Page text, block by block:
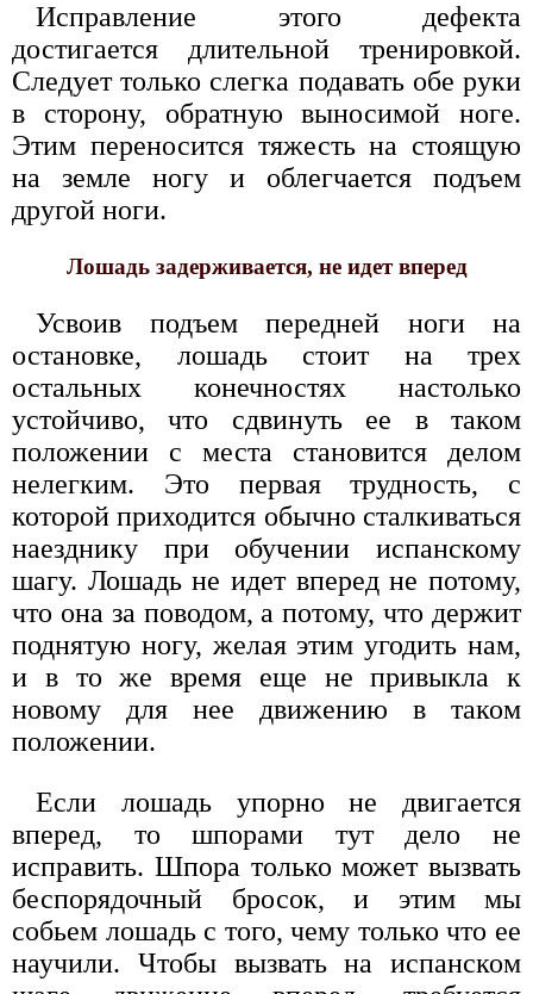
Исправление этого дефекта
достигается длительной тренировкой.
Следует только слегка подавать обе руки
в сторону, обратную выносимой ноге.
Этим переносится тяжесть на стоящую
на земле ногу и облегчается подъем
другой ноги.
Лошадь задерживается, не идет вперед
Усвоив подъем передней ноги на
остановке, лошадь стоит на трех
остальных конечностях настолько
устойчиво, что сдвинуть ее в таком
положении с места становится делом
нелегким. Это первая трудность, с
которой приходится обычно сталкиваться
наезднику при обучении испанскому
шагу. Лошадь не идет вперед не потому,
что она за поводом, а потому, что держит
поднятую ногу, желая этим угодить нам,
и в то же время еще не привыкла к
новому для нее движению в таком
положении.
Если лошадь упорно не двигается
вперед, то шпорами тут дело не
исправить. Шпора только может вызвать
беспорядочный бросок, и этим мы
собьем лошадь с того, чему только что ее
научили. Чтобы вызвать на испанском